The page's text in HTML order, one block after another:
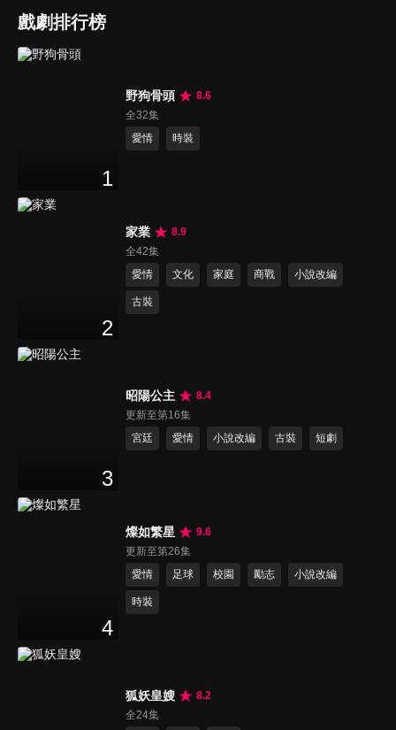
戲劇排行榜
1
野狗骨頭
8.6
全32集
愛情
時裝
2
家業
8.9
全42集
愛情
文化 家庭 商戰 小說改編
古裝
3
昭陽公主
8.4
更新至第16集
宮廷
愛情 小說改編 古裝 短劇
4
燦如繁星
9.6
更新至第26集
愛情
足球 校園 勵志 小說改編
時裝
狐妖皇嫂
8.2
全24集